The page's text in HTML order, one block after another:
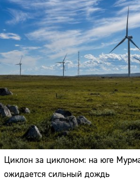
Циклон за циклоном: на юге
ожидается сильный дождь